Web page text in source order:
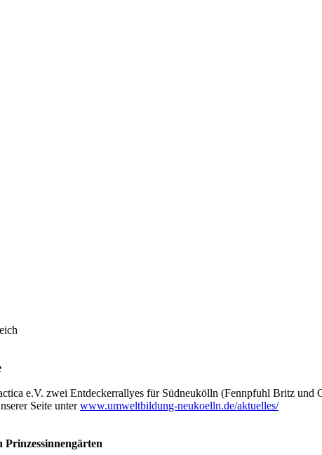
e.V. zwei Entdeckerrallyes für Südneukölln (Fennpfuhl Britz und
Seite unterwww.umweltbildung-neukoelln.de/aktuelles/